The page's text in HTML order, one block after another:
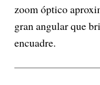
zoom óptico
gran angular que
encuadre.